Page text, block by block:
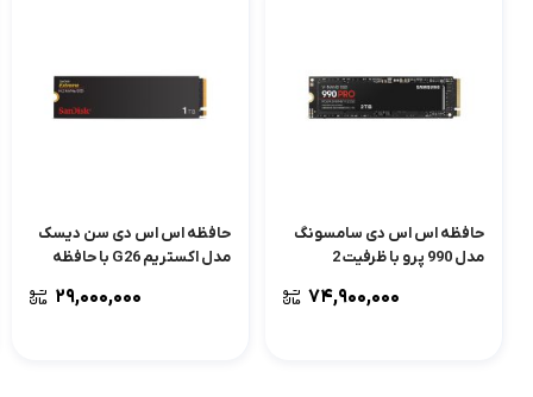
حافظه اس اس دی سامسونگ
مدل 990 پرو با ظرفیت 2
۷۴,۹۰۰,۰۰۰
حافظه اس اس دی سن دیسک
مدل اکستریم G26 با حافظه
۲۹,۰۰۰,۰۰۰